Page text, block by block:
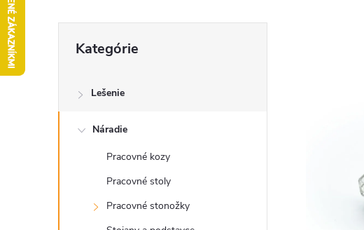
č
kategórie
Kategórie
Lešenie
Náradie
Pracovné kozy
Pracovné stoly
Pracovné stonožky